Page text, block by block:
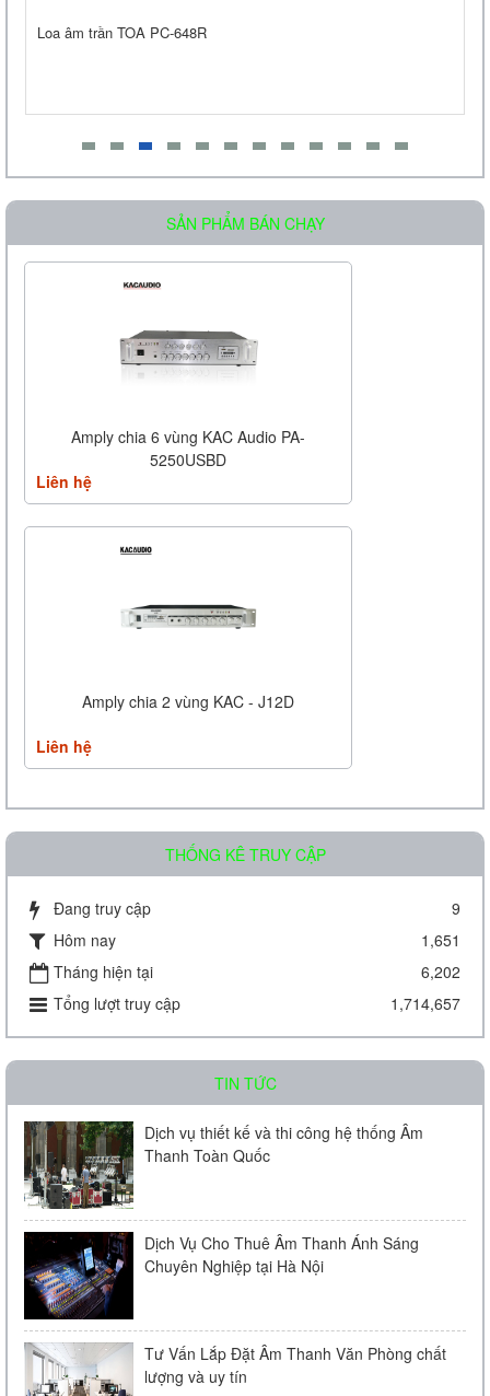
TOA PC-648R
SẢN PHẨM BÁN CHẠY
Loa Treo Tường Kasen 206 GT
Amply chia 6 vùng KAC Audio PA-
5250USBD
Liên hệ
Amply chia 2 vùng KAC - J12D
Liên hệ
Amply chia 2 vùng KAC - J08D
Liên hệ
Amply chia 2 vùng KAC - J60D
Liên hệ
THỐNG KÊ TRUY CẬP
Đang truy cập
9
Hôm nay
1,651
Tháng hiện tại
6,202
Tổng lượt truy cập
1,714,657
TIN TỨC
Dịch vụ thiết kế và thi công hệ thống Âm
Thanh Toàn Quốc
Dịch Vụ Cho Thuê Âm Thanh Ánh Sáng
Chuyên Nghiệp tại Hà Nội
Tư Vấn Lắp Đặt Âm Thanh Văn Phòng chất
lượng và uy tín